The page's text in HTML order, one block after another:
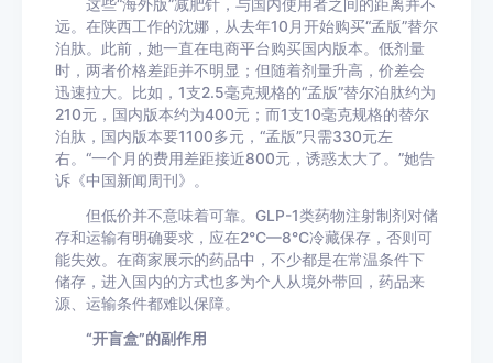
这些“海外版”减肥针，与国内使用者之间的距离并不
远。在陕西工作的沈娜，从去年10月开始购买“孟版”替尔
泊肽。此前，她一直在电商平台购买国内版本。低剂量
时，两者价格差距并不明显；但随着剂量升高，价差会
迅速拉大。比如，1支2.5毫克规格的“孟版”替尔泊肽约为
210元，国内版本约为400元；而1支10毫克规格的替尔
泊肽，国内版本要1100多元，“孟版”只需330元左
右。“一个月的费用差距接近800元，诱惑太大了。”她告
诉《中国新闻周刊》。
但低价并不意味着可靠。GLP-1类药物注射制剂对储
存和运输有明确要求，应在2℃—8℃冷藏保存，否则可
能失效。在商家展示的药品中，不少都是在常温条件下
储存，进入国内的方式也多为个人从境外带回，药品来
源、运输条件都难以保障。
“开盲盒”的副作用